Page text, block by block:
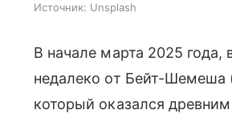
Источник: Unsplash
В начале марта 2025
недалеко от Бейт-Шемеша
который оказался